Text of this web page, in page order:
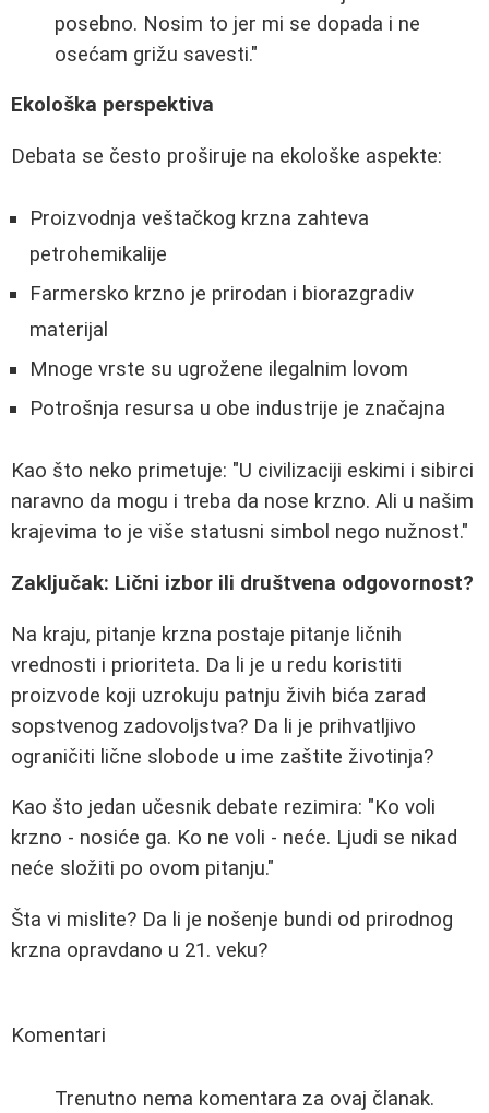
posebno. Nosim to jer mi se dopada i ne
osećam grižu savesti."
Ekološka perspektiva
Debata se često proširuje na ekološke aspekte:
Proizvodnja veštačkog krzna zahteva
petrohemikalije
Farmersko krzno je prirodan i biorazgradiv
materijal
Mnoge vrste su ugrožene ilegalnim lovom
Potrošnja resursa u obe industrije je značajna
Kao što neko primetuje: "U civilizaciji eskimi i sibirci
naravno da mogu i treba da nose krzno. Ali u našim
krajevima to je više statusni simbol nego nužnost."
Zaključak: Lični izbor ili društvena odgovornost?
Na kraju, pitanje krzna postaje pitanje ličnih
vrednosti i prioriteta. Da li je u redu koristiti
proizvode koji uzrokuju patnju živih bića zarad
sopstvenog zadovoljstva? Da li je prihvatljivo
ograničiti lične slobode u ime zaštite životinja?
Kao što jedan učesnik debate rezimira: "Ko voli
krzno - nosiće ga. Ko ne voli - neće. Ljudi se nikad
neće složiti po ovom pitanju."
Šta vi mislite? Da li je nošenje bundi od prirodnog
krzna opravdano u 21. veku?
Komentari
Trenutno nema komentara za ovaj članak.